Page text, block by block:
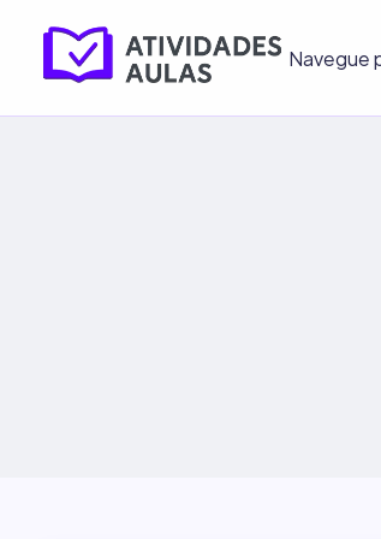
Navegue